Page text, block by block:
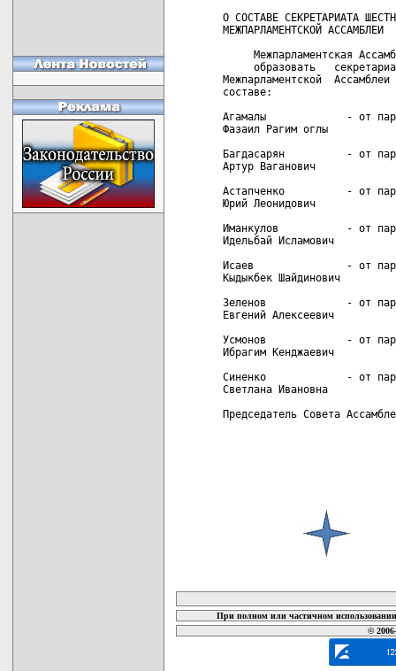
О СОСТАВЕ СЕКРЕТАРИАТА
МЕЖПАРЛАМЕНТСКОЙ АССАМБЛЕИ
Межпарламентская
образовать
Межпарламентской
составе:
Агамалы             - от
Фазаил Рагим оглы
Багдасарян          - от
Артур Ваганович
Астапченко          - от
Юрий Леонидович
Иманкулов           - от
Идельбай Исламович
Исаев               - от
Кыдыкбек Шайдинович
Зеленов             - от
Евгений Алексеевич
Усмонов             - от
Ибрагим Кенджаевич
Синенко             - от
Светлана Ивановна
Председатель Совета
При полном или частичном
©